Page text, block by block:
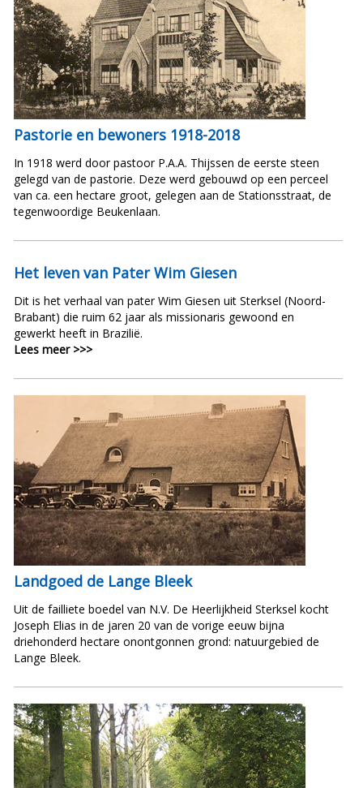
Pastorie en bewoners 1918-2018
In 1918 werd door pastoor P.A.A. Thijssen de eerste steen
gelegd van de pastorie. Deze werd gebouwd op een perceel
van ca. een hectare groot, gelegen aan de Stationsstraat, de
tegenwoordige Beukenlaan.
Het leven van Pater Wim Giesen
Dit is het verhaal van pater Wim Giesen uit Sterksel (Noord-
Brabant) die ruim 62 jaar als missionaris gewoond en
gewerkt heeft in Brazilië.
Lees meer >>>
Landgoed de Lange Bleek
Uit de failliete boedel van N.V. De Heerlijkheid Sterksel kocht
Joseph Elias in de jaren 20 van de vorige eeuw bijna
driehonderd hectare onontgonnen grond: natuurgebied de
Lange Bleek.